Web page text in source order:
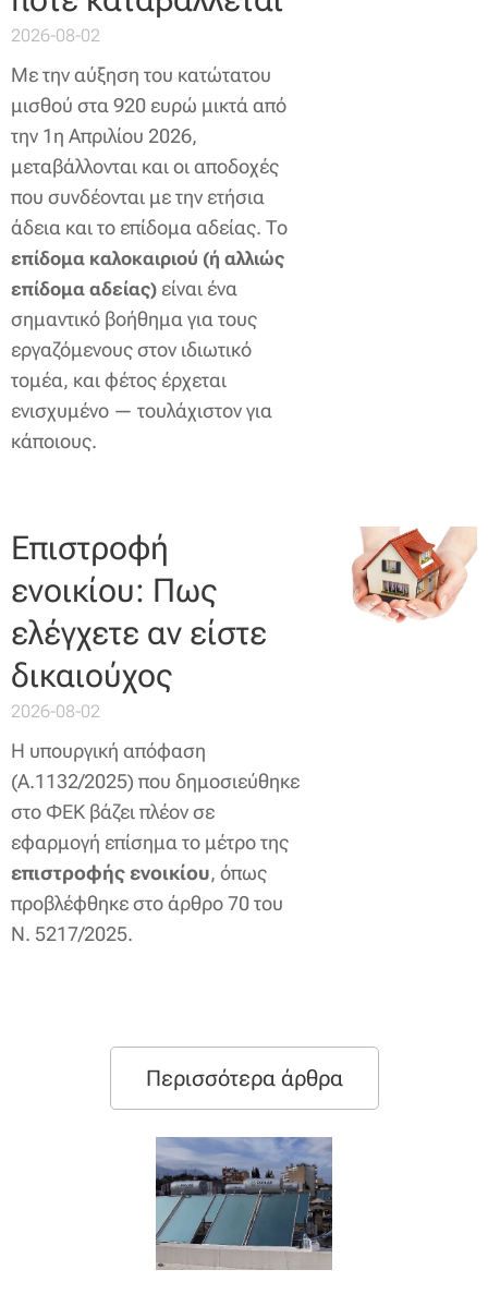
2026-08-02
Με την αύξηση του κατώτατου
μισθού στα 920 ευρώ μικτά από
την 1η Απριλίου 2026,
μεταβάλλονται και οι αποδοχές
που συνδέονται με την ετήσια
άδεια και το επίδομα αδείας. Το
επίδομα καλοκαιριού (ή αλλιώς
επίδομα αδείας) είναι ένα
σημαντικό βοήθημα για τους
εργαζόμενους στον ιδιωτικό
τομέα, και φέτος έρχεται
ενισχυμένο — τουλάχιστον για
κάποιους.
Επιστροφή
ενοικίου: Πως
ελέγχετε αν είστε
δικαιούχος
2026-08-02
Η υπουργική απόφαση
(Α.1132/2025) που δημοσιεύθηκε
στο ΦΕΚ βάζει πλέον σε
εφαρμογή επίσημα το μέτρο της
επιστροφής ενοικίου, όπως
προβλέφθηκε στο άρθρο 70 του
Ν. 5217/2025.
Περισσότερα άρθρα